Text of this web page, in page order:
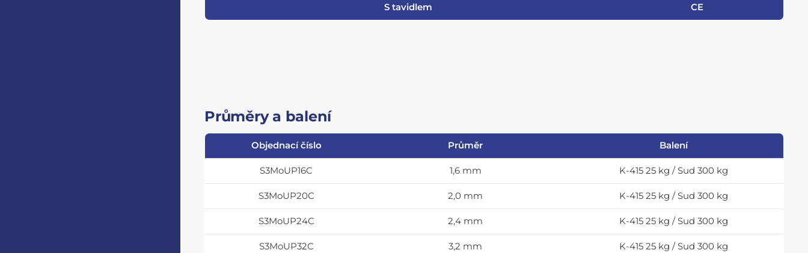
S tavidlem CE
Průměry a balení
Objednací číslo Průměr Balení
S3MoUP16C 1,6 mm K-415 25 kg / Sud 300 kg
S3MoUP20C 2,0 mm K-415 25 kg / Sud 300 kg
S3MoUP24C 2,4 mm K-415 25 kg / Sud 300 kg
S3MoUP32C 3,2 mm K-415 25 kg / Sud 300 kg